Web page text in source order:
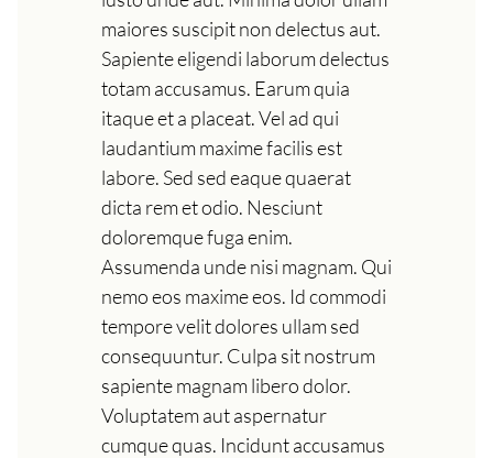
maiores suscipit non delectus aut.
Sapiente eligendi laborum delectus
totam accusamus. Earum quia
itaque et a placeat. Vel ad qui
laudantium maxime facilis est
labore. Sed sed eaque quaerat
dicta rem et odio. Nesciunt
doloremque fuga enim.
Assumenda unde nisi magnam. Qui
nemo eos maxime eos. Id commodi
tempore velit dolores ullam sed
consequuntur. Culpa sit nostrum
sapiente magnam libero dolor.
Voluptatem aut aspernatur
cumque quas. Incidunt accusamus